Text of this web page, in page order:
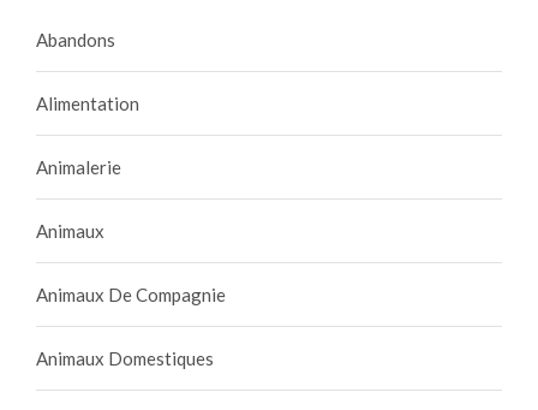
Abandons
Alimentation
Animalerie
Animaux
Animaux De Compagnie
Animaux Domestiques